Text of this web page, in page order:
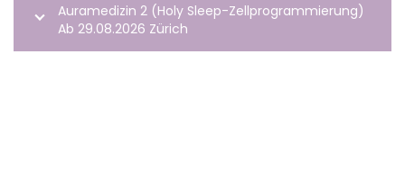
Auramedizin 2 (Holy Sleep-Zellprogrammierung)
Ab 29.08.2026 Zürich